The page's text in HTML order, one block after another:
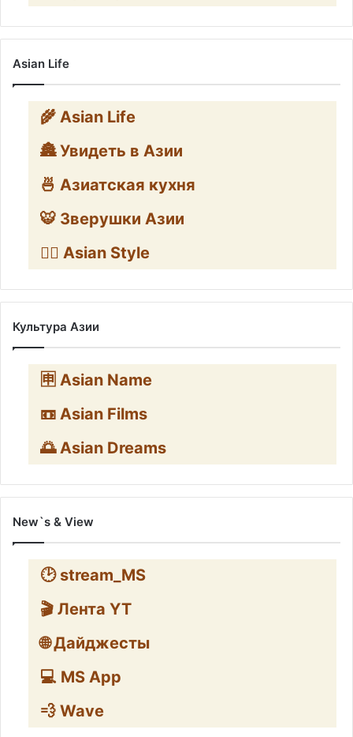
Asian Life
🌾 Asian Life
🏯 Увидеть в Азии
🍜 Азиатская кухня
🐯 Зверушки Азии
🧛‍♂️ Asian Style
Культура Азии
🈸 Asian Name
📼 Asian Films
🌅 Asian Dreams
New`s & View
🕑 stream_MS
🎬 Лента YT
🌐 Дайджесты
💻 MS App
💨 Wave